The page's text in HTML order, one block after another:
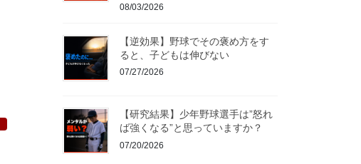
08/03/2026
【逆効果】野球でその褒め方をす
ると、子どもは伸びない
07/27/2026
【研究結果】少年野球選手は”怒れ
ば強くなる”と思っていますか？
07/20/2026